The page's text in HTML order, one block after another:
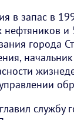
в запас в
нефтяников и
города
службу